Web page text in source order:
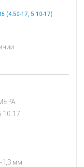
(4.50-17, 5.10-17)
17
1,3 мм